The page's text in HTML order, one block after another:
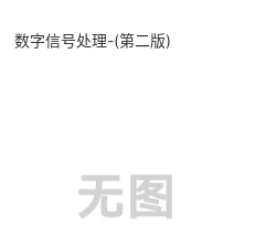
数字信号处理-(第二版)